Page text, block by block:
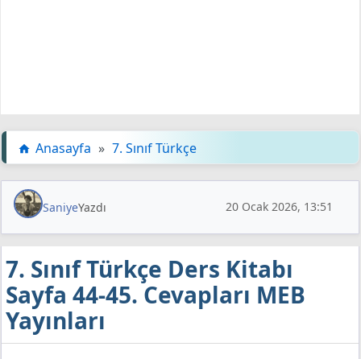
Anasayfa » 7. Sınıf Türkçe
SaniyeYazdı 20 Ocak 2026, 13:51
7. Sınıf Türkçe Ders Kitabı
Sayfa 44-45. Cevapları MEB
Yayınları